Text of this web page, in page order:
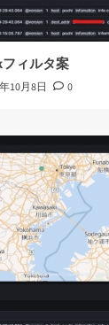
フィルタ案
10月8日 0